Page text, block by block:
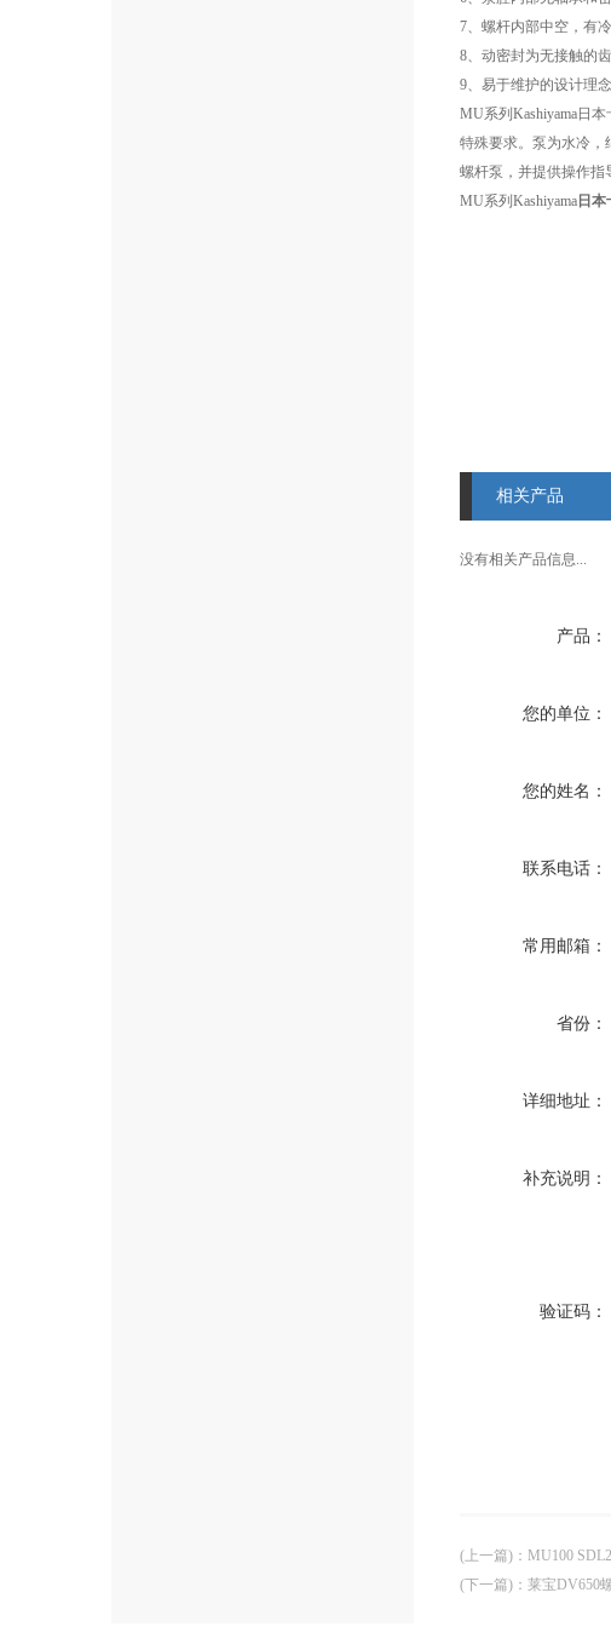
7、螺杆内部中空，有
8、动密封为无接触的
9、易于维护的设计理
MU系列Kashiyama日
特殊要求。泵为水冷，
螺杆泵，并提供操作指
MU系列Kashiyama 日
相关产品
没有相关产品信息...
产品：
您的单位：
您的姓名：
联系电话：
常用邮箱：
省份：
详细地址：
补充说明：
验证码：
(上一篇) ： MU100
(下一篇) ： 莱宝DV650